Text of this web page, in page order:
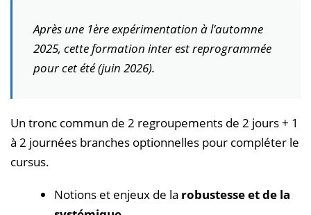
Après une 1ère expérimentation à l’automne
2025, cette formation inter est reprogrammée
pour cet été (juin 2026).
Un tronc commun de 2 regroupements de 2 jours + 1
à 2 journées branches optionnelles pour compléter le
cursus.
Notions et enjeux de la robustesse et de la